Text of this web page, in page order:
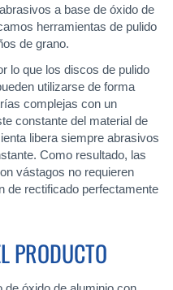
a base de óxido de
herramientas de pulido
de grano.
lo que los discos de pulido
utilizarse de forma
complejas con un
constante del material de
libera siempre abrasivos
Como resultado, las
vástagos no requieren
de rectificado perfectamente
PRODUCTO